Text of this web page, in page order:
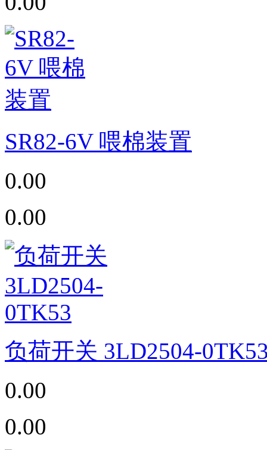
SR82-6V 喂棉装置
0.00
0.00
负荷开关 3LD2504-
0.00
0.00